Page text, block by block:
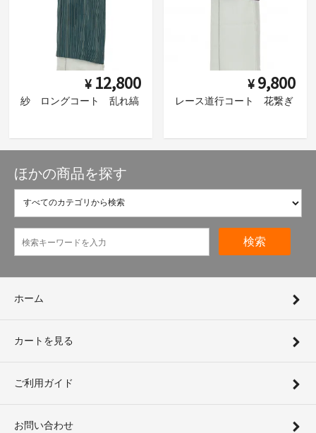
¥ 12,800
紗 ロングコート 乱れ縞
¥ 9,800
レース道行コート 花繋ぎ
ほかの商品を探す
検索
ホーム
カートを見る
ご利用ガイド
お問い合わせ